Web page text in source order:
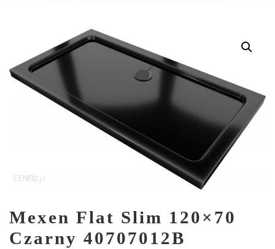
Mexen Flat Slim 120×70
Czarny 40707012B